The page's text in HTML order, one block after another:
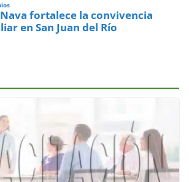
fortalece la convivencia
en San Juan del Río